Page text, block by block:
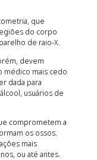
que
do corpo
de raio-X.
devem
médico mais cedo
dada para
usuários de
comprometem a
os ossos.
mais
ou até antes.